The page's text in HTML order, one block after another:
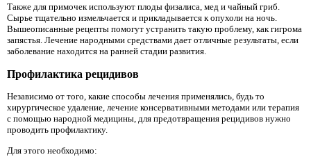
Также для примочек используют плоды физалиса, мед и чайный гриб.
Сырье тщательно измельчается и прикладывается к опухоли на ночь.
Вышеописанные рецепты помогут устранить такую проблему, как гигрома
запястья. Лечение народными средствами дает отличные результаты, если
заболевание находится на ранней стадии развития.
Профилактика рецидивов
Независимо от того, какие способы лечения применялись, будь то
хирургическое удаление, лечение консервативными методами или терапия
с помощью народной медицины, для предотвращения рецидивов нужно
проводить профилактику.
Для этого необходимо: